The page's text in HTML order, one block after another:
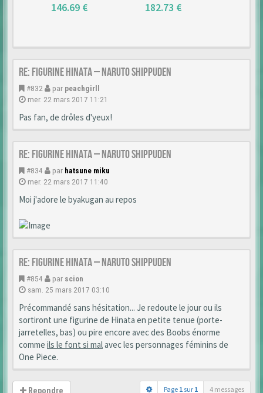
146.69 € 182.73 €
Re: Figurine Hinata – Naruto Shippuden
#832 par peachgirll
mer. 22 mars 2017 11:21
Pas fan, de drôles d'yeux!
Re: Figurine Hinata – Naruto Shippuden
#834 par hatsune miku
mer. 22 mars 2017 11:40
Moi j'adore le byakugan au repos
Re: Figurine Hinata – Naruto Shippuden
#854 par scion
sam. 25 mars 2017 03:10
Précommandé sans hésitation... Je redoute le jour ou ils
sortiront une figurine de Hinata en petite tenue (porte-
jarretelles, bas) ou pire encore avec des Boobs énorme
comme ils le font si malavec les personnages féminins de
One Piece.
Repondre Page 1 sur 1 4 messages